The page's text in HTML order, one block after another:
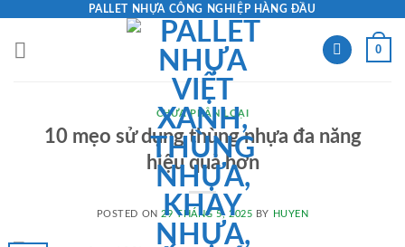
content
PALLET NHỰA CÔNG NGHIỆP HÀNG ĐẦU
0
CHƯA PHÂN LOẠI
10 mẹo sử dụng thùng nhựa đa năng
hiệu quả hơn
POSTED ON29 THÁNG 5, 2025 BY HUYEN